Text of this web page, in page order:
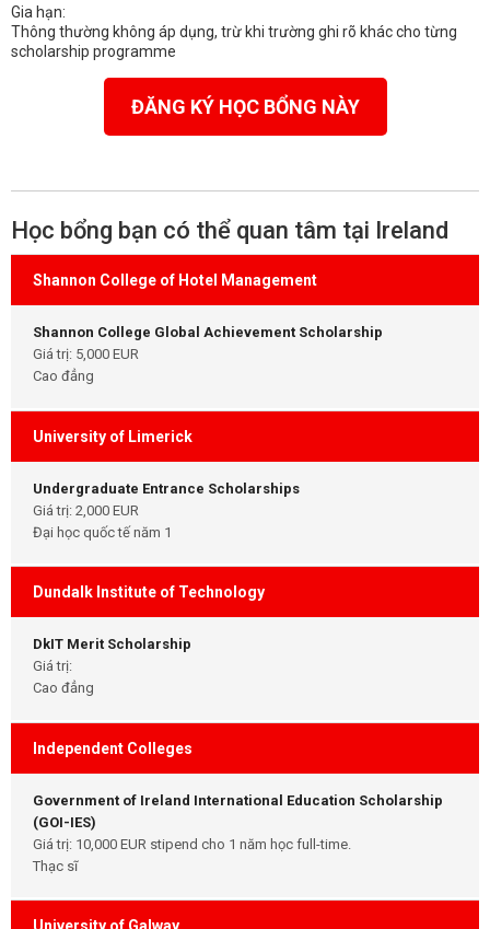
Gia hạn:
Thông thường không áp dụng, trừ khi trường ghi rõ khác cho từng
scholarship programme
ĐĂNG KÝ HỌC BỔNG NÀY
Học bổng bạn có thể quan tâm tại Ireland
Shannon College of Hotel Management
Shannon College Global Achievement Scholarship
Giá trị: 5,000 EUR
Cao đẳng
University of Limerick
Undergraduate Entrance Scholarships
Giá trị: 2,000 EUR
Đại học quốc tế năm 1
Dundalk Institute of Technology
DkIT Merit Scholarship
Giá trị:
Cao đẳng
Independent Colleges
Government of Ireland International Education Scholarship
(GOI-IES)
Giá trị: 10,000 EUR stipend cho 1 năm học full-time.
Thạc sĩ